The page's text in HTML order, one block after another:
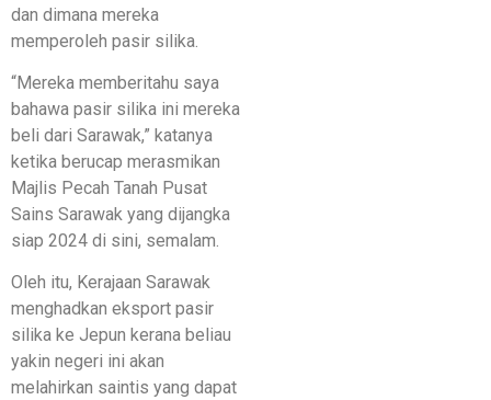
dan dimana mereka
memperoleh pasir silika.
“Mereka memberitahu saya
bahawa pasir silika ini mereka
beli dari Sarawak,” katanya
ketika berucap merasmikan
Majlis Pecah Tanah Pusat
Sains Sarawak yang dijangka
siap 2024 di sini, semalam.
Oleh itu, Kerajaan Sarawak
menghadkan eksport pasir
silika ke Jepun kerana beliau
yakin negeri ini akan
melahirkan saintis yang dapat